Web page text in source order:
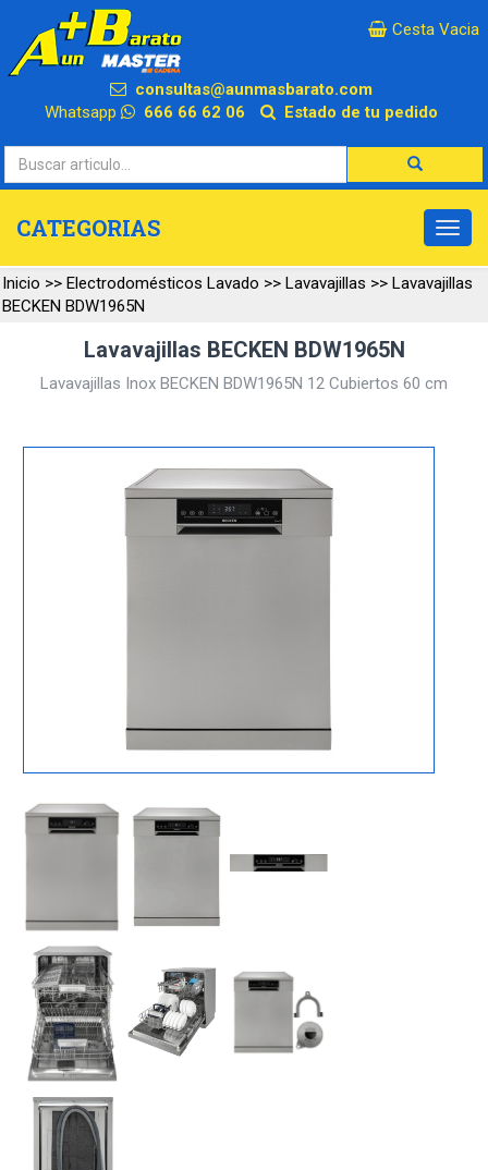
×
Cesta Vacia
consultas@aunmasbarato.com
Whatsapp
666 66 62 06 Estado de tu pedido
CATEGORIAS
Inicio >> Electrodomésticos Lavado >> Lavavajillas >> Lavavajillas
BECKEN BDW1965N
Lavavajillas BECKEN BDW1965N
Lavavajillas Inox BECKEN BDW1965N 12 Cubiertos 60 cm